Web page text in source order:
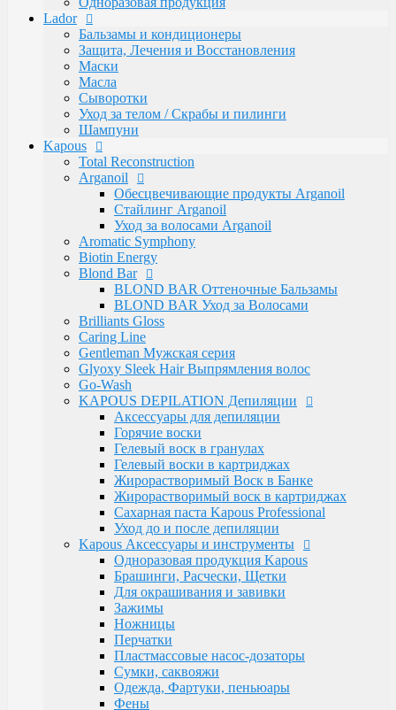
Горячие воски
Гелевый воск в гранулах
Гелевый воски в картриджах
Жирорастворимый Воск в Банке
Жирорастворимый воск в картриджах
Сахарная паста Kapous Professional
Уход до и после депиляции
Kapous Аксессуары и инструменты
Одноразовая продукция Kapous
Брашинги, Расчески, Щетки
Для окрашивания и завивки
Зажимы
Ножницы
Перчатки
Пластмассовые насос-дозаторы
Сумки, саквояжи
Одежда, Фартуки, пеньюары
Фены
Life Color Оттеночные средства
Luxe Care
Macadamia Oil
Magic Keratin
Magic Keratin Стайлинг
Средства для долговременной завивки
Уход за волосами
Milk Line
Oliva and Avocado
Profilactic
Smooth and Curly
Treatment Лечебная
Ylang Ylang
Окрашивание Kapous
Кремообразная проявляющая эмульсия
Обесцвечивающие и специальные продукты
Окислительная Эмульсия "ActiOx"
Окрашивание Hyaluronic Acid
Окрашивание Studio
Окрашивание бровей и ресниц
Прямые пигменты Rainbow
Стайлинг Kapous
Уход за волосами HYALURONIC ACID
Уход за волосами PROFESSIONAL
Средства для химической завивки волос
Краски для бровей и ресниц
Lador
Бальзамы и кондиционеры
Защита, Лечения и Восстановления
Маски
Масла
Сыворотки
Уход за телом / Скрабы и пилинги
Шампуни
Kapous
Total Reconstruction
Arganoil
Обесцвечивающие продукты Arganoil
Стайлинг Arganoil
Уход за волосами Arganoil
Aromatic Symphony
Biotin Energy
Blond Bar
BLOND BAR Оттеночные Бальзамы
BLOND BAR Уход за Волосами
Brilliants Gloss
Caring Line
Gentleman Мужская серия
Glyoxy Sleek Hair Выпрямления волос
Go-Wash
KAPOUS DEPILATION Депиляции
Аксессуары для депиляции
Горячие воски
Гелевый воск в гранулах
Гелевый воски в картриджах
Жирорастворимый Воск в Банке
Жирорастворимый воск в картриджах
Сахарная паста Kapous Professional
Уход до и после депиляции
Kapous Аксессуары и инструменты
Одноразовая продукция Kapous
Брашинги, Расчески, Щетки
Для окрашивания и завивки
Зажимы
Ножницы
Перчатки
Пластмассовые насос-дозаторы
Сумки, саквояжи
Одежда, Фартуки, пеньюары
Фены